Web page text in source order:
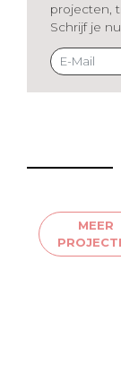
projecten,
Schrijf je
MEER